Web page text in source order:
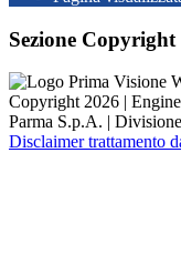
Sezione Copyright
Copyright 2026 |
Parma S.p.A. |
Disclaimer trattamento